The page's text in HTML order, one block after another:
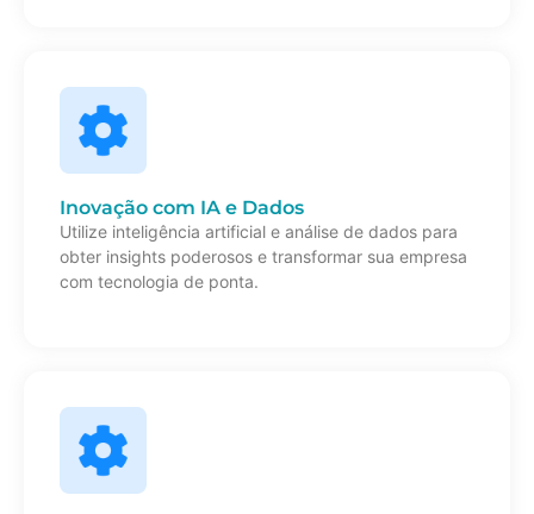
Inovação com IA e Dados
Utilize inteligência artificial e análise de dados para
obter insights poderosos e transformar sua empresa
com tecnologia de ponta.